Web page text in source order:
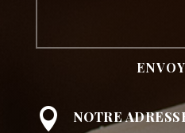
 NOTRE